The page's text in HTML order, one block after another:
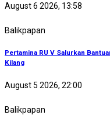
August 6 2026, 13:58
Balikpapan
Pertamina RU V Salurkan
Kilang
August 5 2026, 22:00
Balikpapan